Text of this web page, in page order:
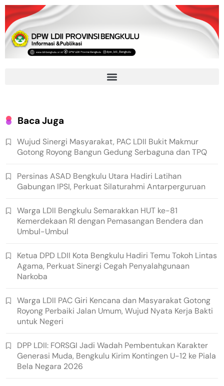
Baca Juga
Wujud Sinergi Masyarakat, PAC LDII Bukit Makmur
Gotong Royong Bangun Gedung Serbaguna dan TPQ
Persinas ASAD Bengkulu Utara Hadiri Latihan
Gabungan IPSI, Perkuat Silaturahmi Antarperguruan
Warga LDII Bengkulu Semarakkan HUT ke-81
Kemerdekaan RI dengan Pemasangan Bendera dan
Umbul-Umbul
Ketua DPD LDII Kota Bengkulu Hadiri Temu Tokoh Lintas
Agama, Perkuat Sinergi Cegah Penyalahgunaan
Narkoba
Warga LDII PAC Giri Kencana dan Masyarakat Gotong
Royong Perbaiki Jalan Umum, Wujud Nyata Kerja Bakti
untuk Negeri
DPP LDII: FORSGI Jadi Wadah Pembentukan Karakter
Generasi Muda, Bengkulu Kirim Kontingen U-12 ke Piala
Bela Negara 2026